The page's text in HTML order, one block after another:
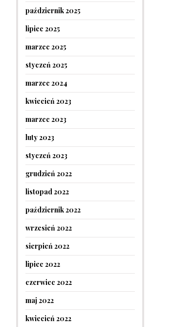
październik 2025
lipiec 2025
marzec 2025
styczeń 2025
marzec 2024
kwiecień 2023
marzec 2023
luty 2023
styczeń 2023
grudzień 2022
listopad 2022
październik 2022
wrzesień 2022
sierpień 2022
lipiec 2022
czerwiec 2022
maj 2022
kwiecień 2022